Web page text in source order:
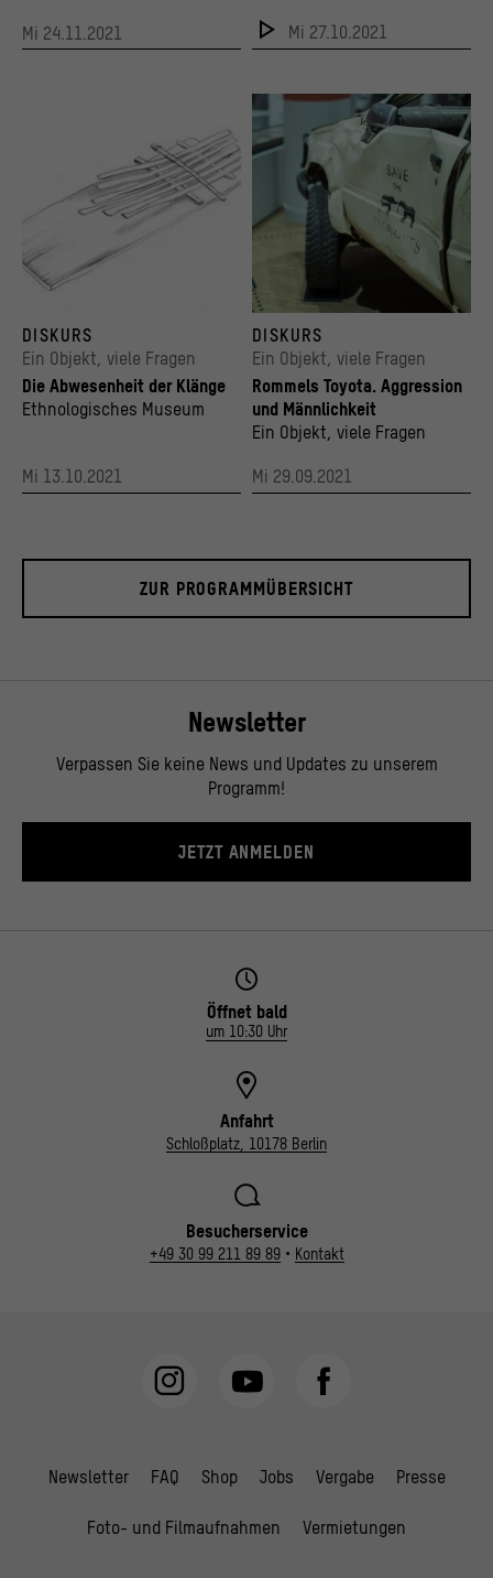
Mi 24.11.2021 Mi 27.10.2021
© Zeichnung: Valerie von Stillfried
DISKURS
Ein Objekt, viele Fragen
Die Abwesenheit der Klänge
Ethnologisches Museum
Mi 13.10.2021
© Save the Elephants / Stiftung Humboldt
DISKURS
Ein Objekt, viele Fragen
Rommels Toyota. Aggression
und Männlichkeit
Ein Objekt, viele Fragen
Mi 29.09.2021
ZUR PROGRAMMÜBERSICHT
Newsletter
Verpassen Sie keine News und Updates zu unserem
Programm!
JETZT ANMELDEN
Öffnet bald
um 10:30 Uhr
Anfahrt
Schloßplatz, 10178 Berlin
Besucherservice
+49 30 99 211 89 89• Kontakt
Newsletter FAQ Shop Jobs Vergabe Presse
Foto- und Filmaufnahmen Vermietungen